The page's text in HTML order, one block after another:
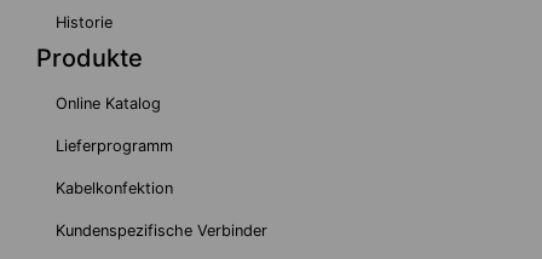
Historie
Produkte
Online Katalog
Lieferprogramm
Kabelkonfektion
Kundenspezifische Verbinder